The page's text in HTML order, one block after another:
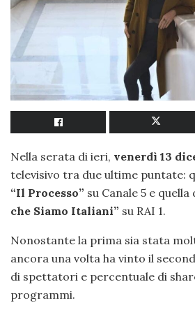
Nella serata di ieri, venerdì 13
televisivo tra due ultime puntate:
“Il Processo” su Canale 5 e
che Siamo Italiani” su RAI 1.
Nonostante la prima sia stata
ancora una volta ha vinto il
di spettatori e percentuale di
programmi.